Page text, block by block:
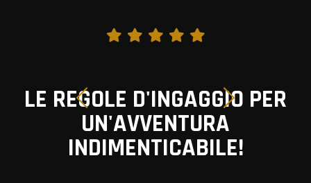
LE REGOLE D'INGAGGIO PER
UN'AVVENTURA
INDIMENTICABILE!